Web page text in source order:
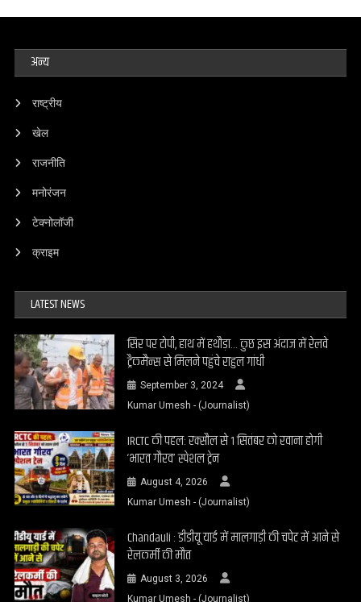
अन्य
राष्ट्रीय
खेल
राजनीति
मनोरंजन
टेक्नोलॉजी
क्राइम
LATEST NEWS
सिर पर टोपी, हाथ में हथौड़ा… कुछ इस अंदाज में रेलवे
ट्रैकमैन्स से मिलने पहुंचे राहुल गांधी
September 3, 2024
Kumar Umesh - (Journalist)
IRCTC की पहल: रक्सौल से 1 सितंबर को रवाना होगी
‘भारत गौरव’ स्पेशल ट्रेन
August 4, 2026
Kumar Umesh - (Journalist)
Chandauli : डीडीयू यार्ड में मालगाड़ी की चपेट में आने से
रेलकर्मी की मौत
August 3, 2026
Kumar Umesh - (Journalist)